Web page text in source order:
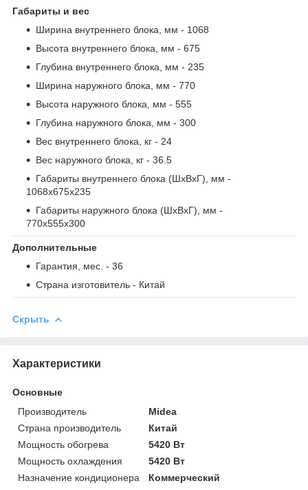
Габариты и вес
Ширина внутреннего блока, мм - 1068
Высота внутреннего блока, мм - 675
Глубина внутреннего блока, мм - 235
Ширина наружного блока, мм - 770
Высота наружного блока, мм - 555
Глубина наружного блока, мм - 300
Вес внутреннего блока, кг - 24
Вес наружного блока, кг - 36.5
Габариты внутреннего блока (ШxВxГ), мм -
1068x675x235
Габариты наружного блока (ШxВxГ), мм -
770x555x300
Дополнительные
Гарантия, мес. - 36
Страна изготовитель - Китай
Скрыть
Характеристики
Основные
Производитель
Midea
Страна производитель
Китай
Мощность обогрева
5420 Вт
Мощность охлаждения
5420 Вт
Назначение кондиционера
Коммерческий